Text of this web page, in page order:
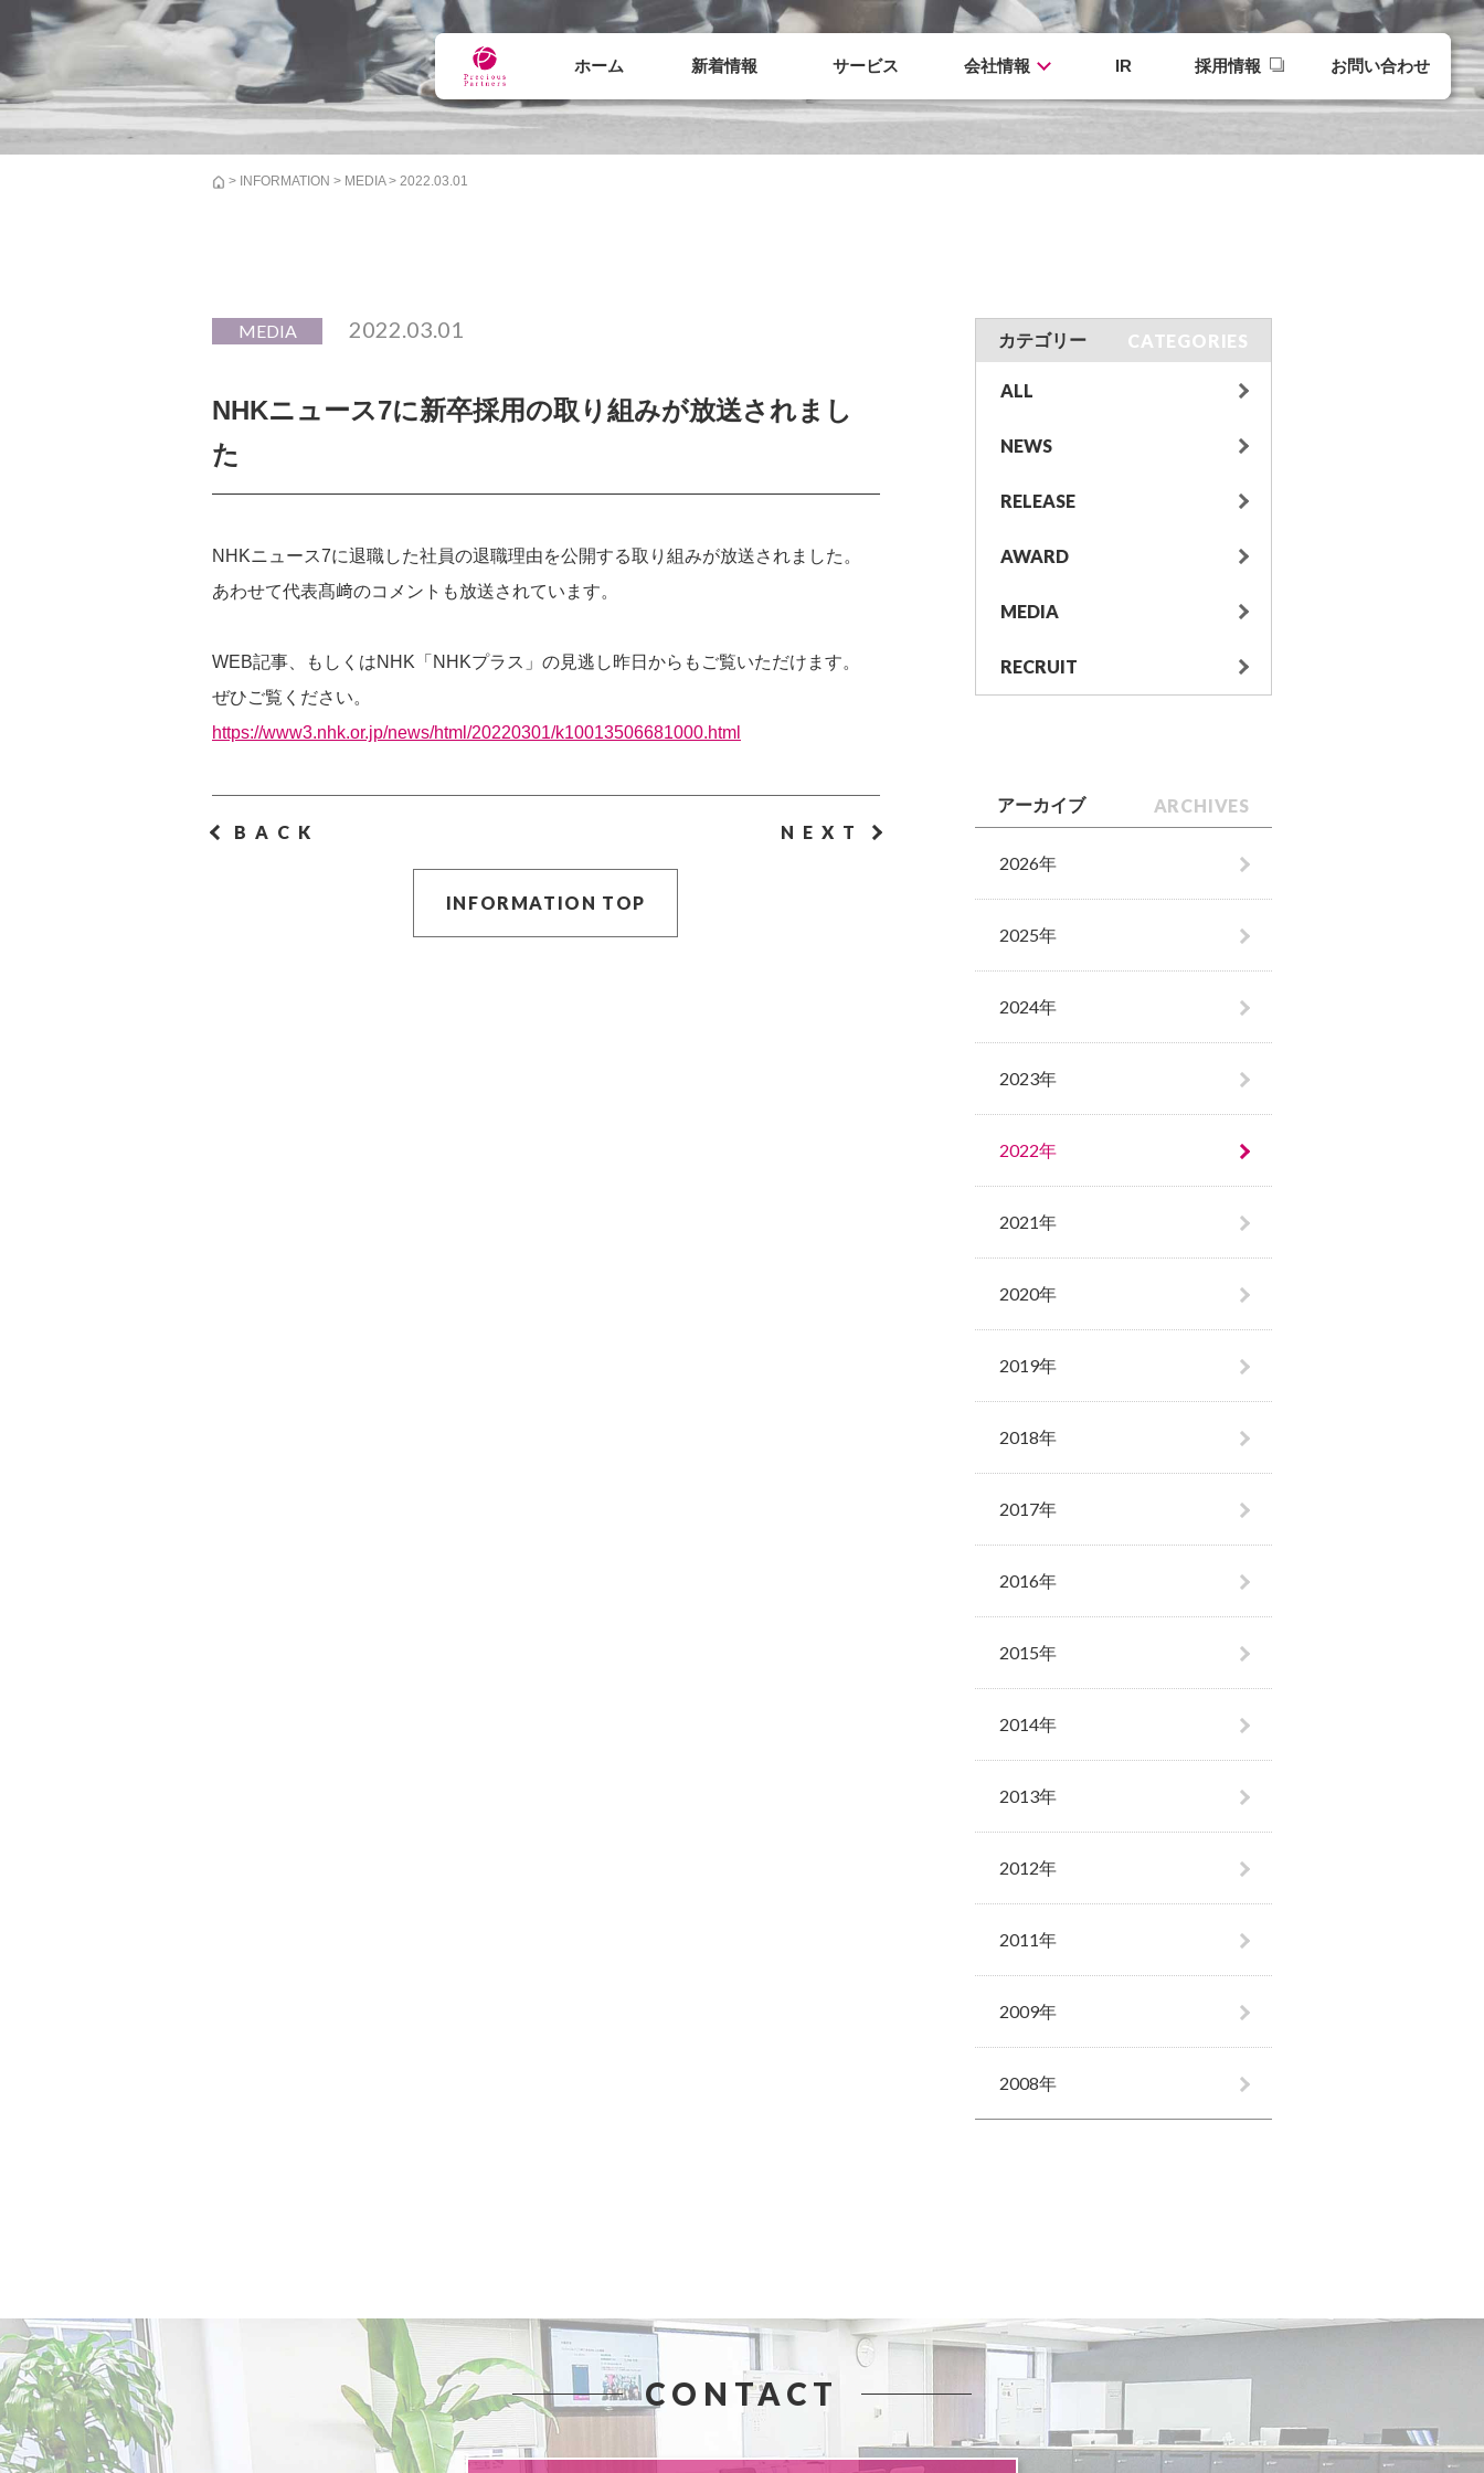
ホーム 新着情報 サービス 会社情報 IR 採用情報 お問い合わせ
> INFORMATION > MEDIA> 2022.03.01
MEDIA 2022.03.01
NHKニュース7に新卒採用の取り組みが放送されまし
た
NHKニュース7に退職した社員の退職理由を公開する取り組みが放送されました。
あわせて代表髙﨑のコメントも放送されています。
WEB記事、もしくはNHK「NHKプラス」の見逃し昨日からもご覧いただけます。
ぜひご覧ください。
https://www3.nhk.or.jp/news/html/20220301/k10013506681000.html
BACK NEXT
INFORMATION TOP
カテゴリー CATEGORIES
ALL
NEWS
RELEASE
AWARD
MEDIA
RECRUIT
アーカイブ ARCHIVES
2026年
2025年
2024年
2023年
2022年
2021年
2020年
2019年
2018年
2017年
2016年
2015年
2014年
2013年
2012年
2011年
2009年
2008年
CONTACT